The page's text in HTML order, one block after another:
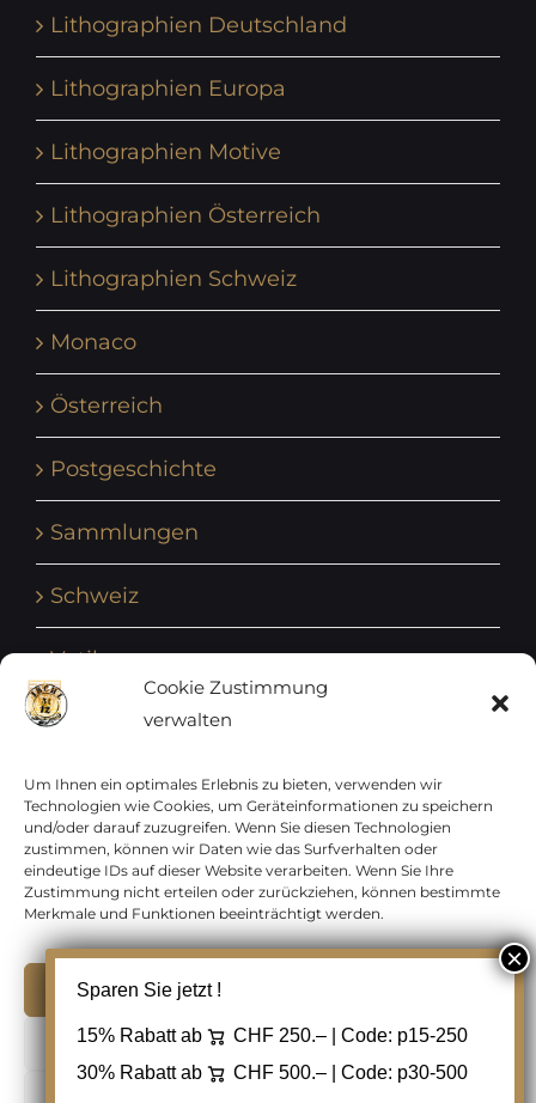
Cookie Zustimmung
verwalten
Um Ihnen ein optimales Erlebnis zu bieten, verwenden wir
Technologien wie Cookies, um Geräteinformationen zu speichern
und/oder darauf zuzugreifen. Wenn Sie diesen Technologien
zustimmen, können wir Daten wie das Surfverhalten oder
eindeutige IDs auf dieser Website verarbeiten. Wenn Sie Ihre
Zustimmung nicht erteilen oder zurückziehen, können bestimmte
Merkmale und Funktionen beeinträchtigt werden.
Ablehnen
Lithographien Deutschland
Lithographien Europa
Lithographien Motive
Lithographien Österreich
Lithographien Schweiz
Monaco
Österreich
Postgeschichte
Sammlungen
Schweiz
Vatikan
Vereinte Nationen
Vorphilatelie
Zensurbelege Österreich
Zensurbelege Schweiz
Copyright 2012 - 2024 URAY GmbH | All Rights
Reserved |
PCI Data Security Standards |
Sparen Sie jetzt !
15% Rabatt ab CHF 250.– | Code: p15-250
30% Rabatt ab
CHF 500.– | Code: p30-500